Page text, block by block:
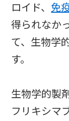
ロイド、 免
得られなか
て、生物学
す。
生物学的製
フリキシマ